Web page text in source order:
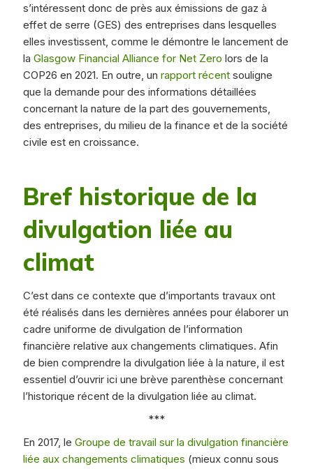
s’intéressent donc de près aux émissions de gaz à
effet de serre (GES) des entreprises dans lesquelles
elles investissent, comme le démontre le lancement de
la Glasgow Financial Alliance for Net Zero lors de la
COP26 en 2021. En outre, un rapport récentsouligne
que la demande pour des informations détaillées
concernant la nature de la part des gouvernements,
des entreprises, du milieu de la finance et de la société
civile est en croissance.
Bref historique de la
divulgation liée au
climat
C’est dans ce contexte que d’importants travaux ont
été réalisés dans les dernières années pour élaborer un
cadre uniforme de divulgation de l’information
financière relative aux changements climatiques. Afin
de bien comprendre la divulgation liée à la nature, il est
essentiel d’ouvrir ici une brève parenthèse concernant
l’historique récent de la divulgation liée au climat.
***
En 2017, le Groupe de travail sur la divulgation financière
liée aux changements climatiques (mieux connu sous